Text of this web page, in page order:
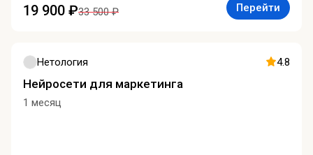
19 900 ₽33 500 ₽ Перейти
Нетология 4.8
Нейросети для маркетинга
1 месяц